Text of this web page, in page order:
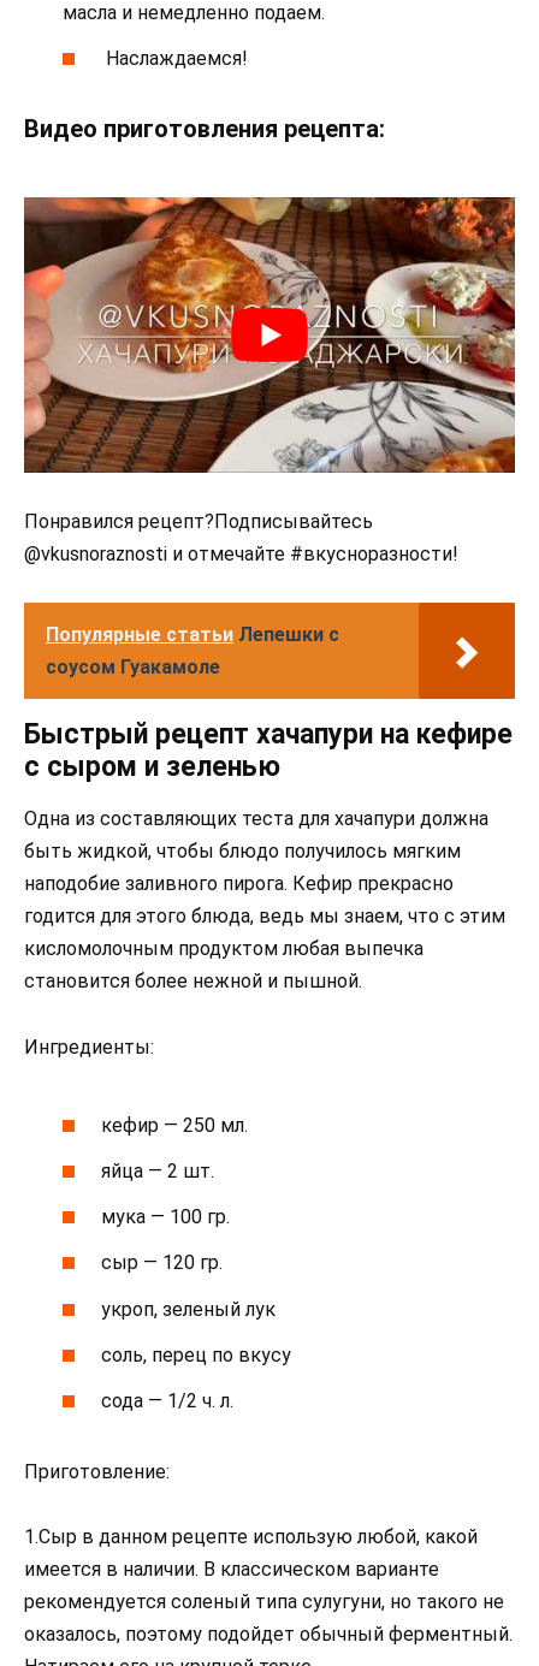
масла и немедленно подаем.
Наслаждаемся!
Видео приготовления рецепта:
Понравился рецепт?Подписывайтесь
@vkusnoraznosti и отмечайте #вкусноразности!
Популярные статьи Лепешки с
соусом Гуакамоле
Быстрый рецепт хачапури на кефире
с сыром и зеленью
Одна из составляющих теста для хачапури должна
быть жидкой, чтобы блюдо получилось мягким
наподобие заливного пирога. Кефир прекрасно
годится для этого блюда, ведь мы знаем, что с этим
кисломолочным продуктом любая выпечка
становится более нежной и пышной.
Ингредиенты:
кефир — 250 мл.
яйца — 2 шт.
мука — 100 гр.
сыр — 120 гр.
укроп, зеленый лук
соль, перец по вкусу
сода — 1/2 ч. л.
Приготовление:
1.Сыр в данном рецепте использую любой, какой
имеется в наличии. В классическом варианте
рекомендуется соленый типа сулугуни, но такого не
оказалось, поэтому подойдет обычный ферментный.